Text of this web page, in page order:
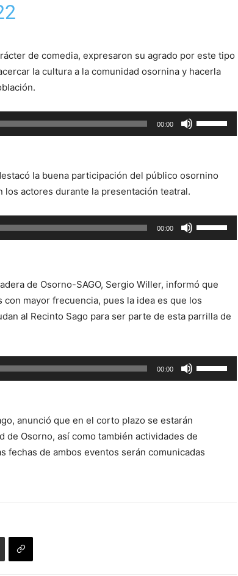
de comedia, expresaron su agrado por este tipo
la cultura a la comunidad osornina y hacerla
00:00
las
flecha
para
aumentar
la buena participación del público osornino
actores durante la presentación teatral.
00:00
las
flecha
arriba/abajo
para
disminuir
el
de Osorno-SAGO, Sergio Willer, informó que
mayor frecuencia, pues la idea es que los
al Recinto Sago para ser parte de esta parrilla de
00:00
las
arriba/abajo
para
anunció que en el corto plazo se estarán
Osorno, así como también actividades de
de ambos eventos serán comunicadas